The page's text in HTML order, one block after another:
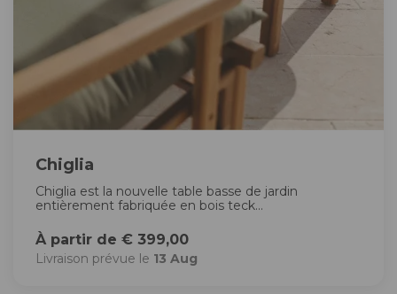
Chiglia
Chiglia est la nouvelle table basse de jardin
entièrement fabriquée en bois teck...
À partir de € 399,00
Livraison prévue le 13 Aug